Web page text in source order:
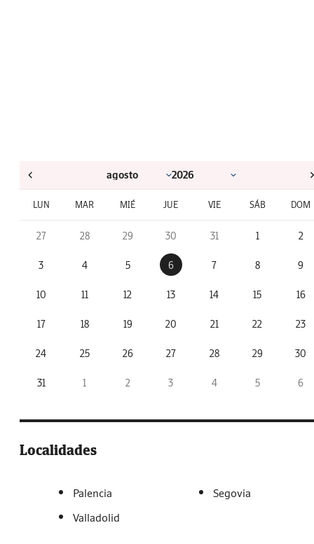
LUN MAR MIÉ JUE VIE SÁB DOM
27 28 29 30 31 1 2
3 4 5 6 7 8 9
10 11 12 13 14 15 16
17 18 19 20 21 22 23
24 25 26 27 28 29 30
31 1 2 3 4 5 6
Localidades
Palencia
Segovia
Valladolid